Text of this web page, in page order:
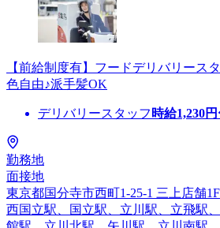
【前給制度有】フードデリバリー
色自由♪派手髪OK
デリバリースタッフ 時給1,230
勤務地
面接地
東京都国分寺市西町1-25-1 三上店舗1F
西国立駅、国立駅、立川駅、立飛駅